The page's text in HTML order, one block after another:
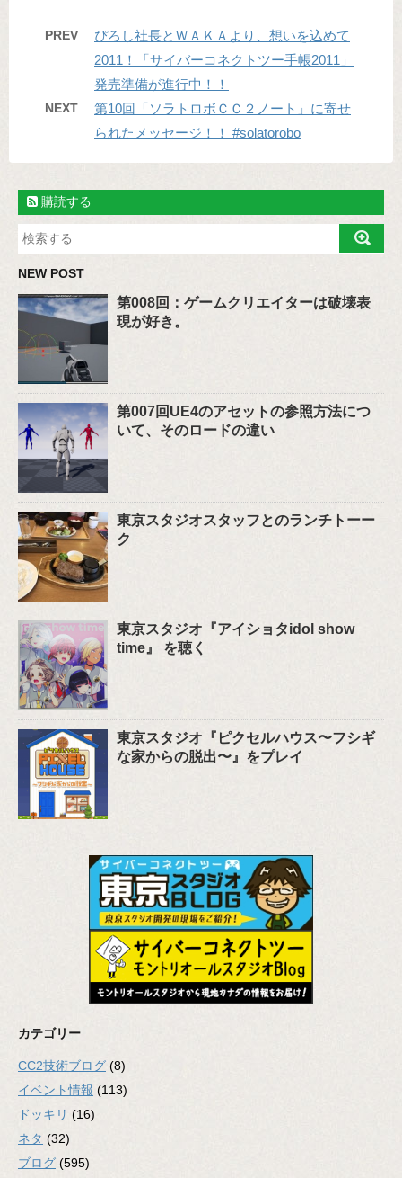
PREV
ぴろし社長とＷＡＫＡより、想いを込めて
2011！「サイバーコネクトツー手帳2011」
発売準備が進行中！！
NEXT
第10回「ソラトロボＣＣ２ノート」に寄せ
られたメッセージ！！ #solatorobo
購読する
NEW POST
第008回：ゲームクリエイターは破壊表
現が好き。
第007回UE4のアセットの参照方法につ
いて、そのロードの違い
東京スタジオスタッフとのランチトーー
ク
東京スタジオ『アイショタidol show
time』 を聴く
東京スタジオ『ピクセルハウス〜フシギ
な家からの脱出〜』をプレイ
カテゴリー
CC2技術ブログ (8)
イベント情報 (113)
ドッキリ (16)
ネタ (32)
ブログ (595)